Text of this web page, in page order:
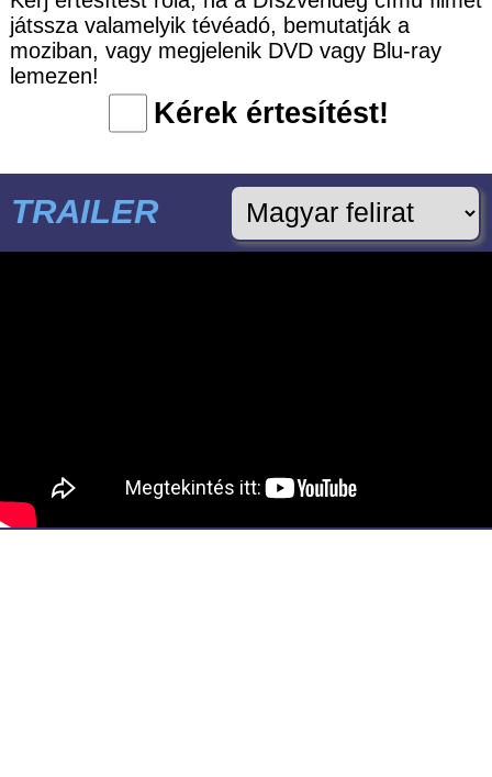
játssza valamelyik tévéadó, bemutatják a
moziban, vagy megjelenik DVD vagy Blu-ray
lemezen!
Kérek értesítést!
TRAILER